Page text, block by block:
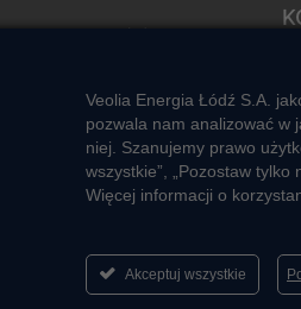
Veolia Energia Łódź S.A.
Social media:
e-
Veolia Energia Łódź S.A.
pozwala nam analizować w
niej. Szanujemy prawo
wszystkie”, „Pozostaw
Więcej informacji o
Akceptuj wszystkie